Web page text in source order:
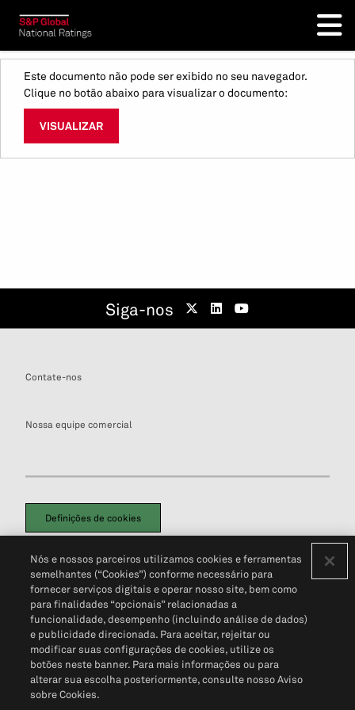
Este documento não pode ser exibido no seu navegador.
Clique no botão abaixo para visualizar o documento:
VISUALIZAR
Siga-nos
Contate-nos
Nossa equipe comercial
Definições de cookies
Política de PrivacidadePortal de privacidade do cliente (em inglês)
Não Venda Minhas Informações Pessoais© 2026 S&P Global
Nós e nossos parceiros utilizamos cookies e ferramentas
semelhantes (“Cookies”) conforme necessário para
fornecer serviços digitais e operar nosso site, bem como
para finalidades “opcionais” relacionadas a
funcionalidade, desempenho (incluindo análise de dados)
e publicidade direcionada. Para aceitar, rejeitar ou
modificar suas configurações de cookies, utilize os
botões neste banner. Para mais informações ou para
alterar sua escolha posteriormente, consulte nosso Aviso
sobre Cookies.